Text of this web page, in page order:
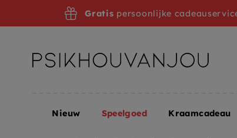
Gratis persoonlijke
Nieuw Speelgoed Kraamcadeau